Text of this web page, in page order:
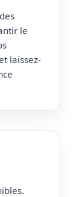
le
laissez-